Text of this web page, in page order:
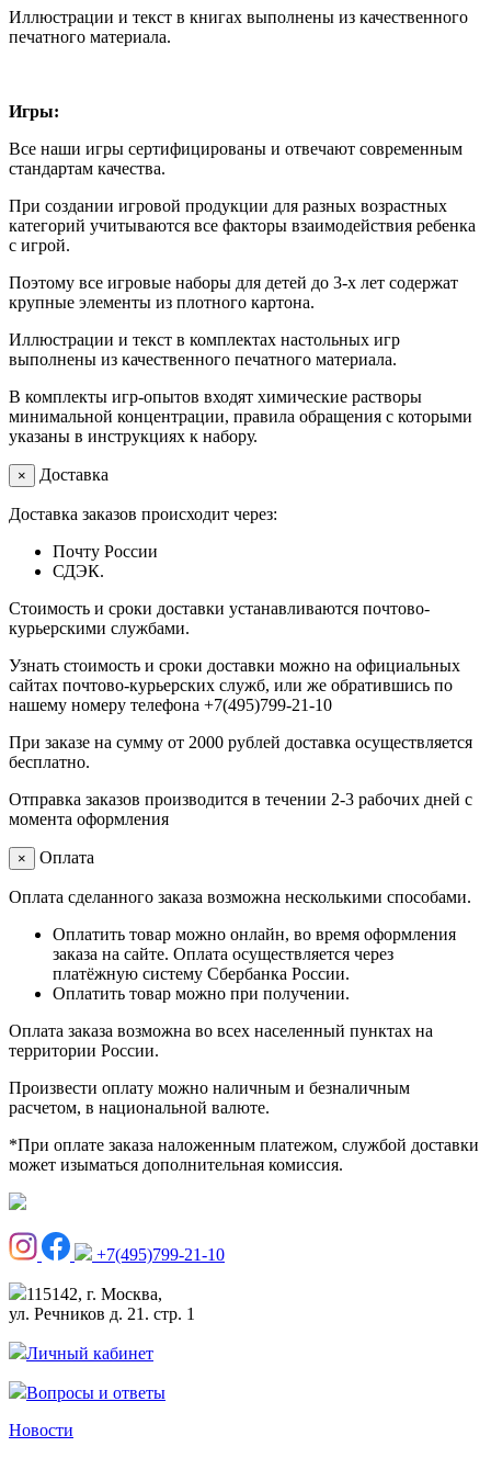
Иллюстрации и текст в книгах выполнены из качественного
печатного материала.
Игры:
Все наши игры сертифицированы и отвечают современным
стандартам качества.
При создании игровой продукции для разных возрастных
категорий учитываются все факторы взаимодействия ребенка
с игрой.
Поэтому все игровые наборы для детей до 3-х лет содержат
крупные элементы из плотного картона.
Иллюстрации и текст в комплектах настольных игр
выполнены из качественного печатного материала.
В комплекты игр-опытов входят химические растворы
минимальной концентрации, правила обращения с которыми
указаны в инструкциях к набору.
× Доставка
Доставка заказов происходит через:
Почту России
СДЭК.
Стоимость и сроки доставки устанавливаются почтово-
курьерскими службами.
Узнать стоимость и сроки доставки можно на официальных
сайтах почтово-курьерских служб, или же обратившись по
нашему номеру телефона +7(495)799-21-10
При заказе на сумму от 2000 рублей доставка осуществляется
бесплатно.
Отправка заказов производится в течении 2-3 рабочих дней с
момента оформления
× Оплата
Оплата сделанного заказа возможна несколькими способами.
Оплатить товар можно онлайн, во время оформления
заказа на сайте. Оплата осуществляется через
платёжную систему Сбербанка России.
Оплатить товар можно при получении.
Оплата заказа возможна во всех населенный пунктах на
территории России.
Произвести оплату можно наличным и безналичным
расчетом, в национальной валюте.
*При оплате заказа наложенным платежом, службой доставки
может изыматься дополнительная комиссия.
+7(495)799-21-10
115142, г. Москва,
ул. Речников д. 21. стр. 1
Личный кабинет
Вопросы и ответы
Новости